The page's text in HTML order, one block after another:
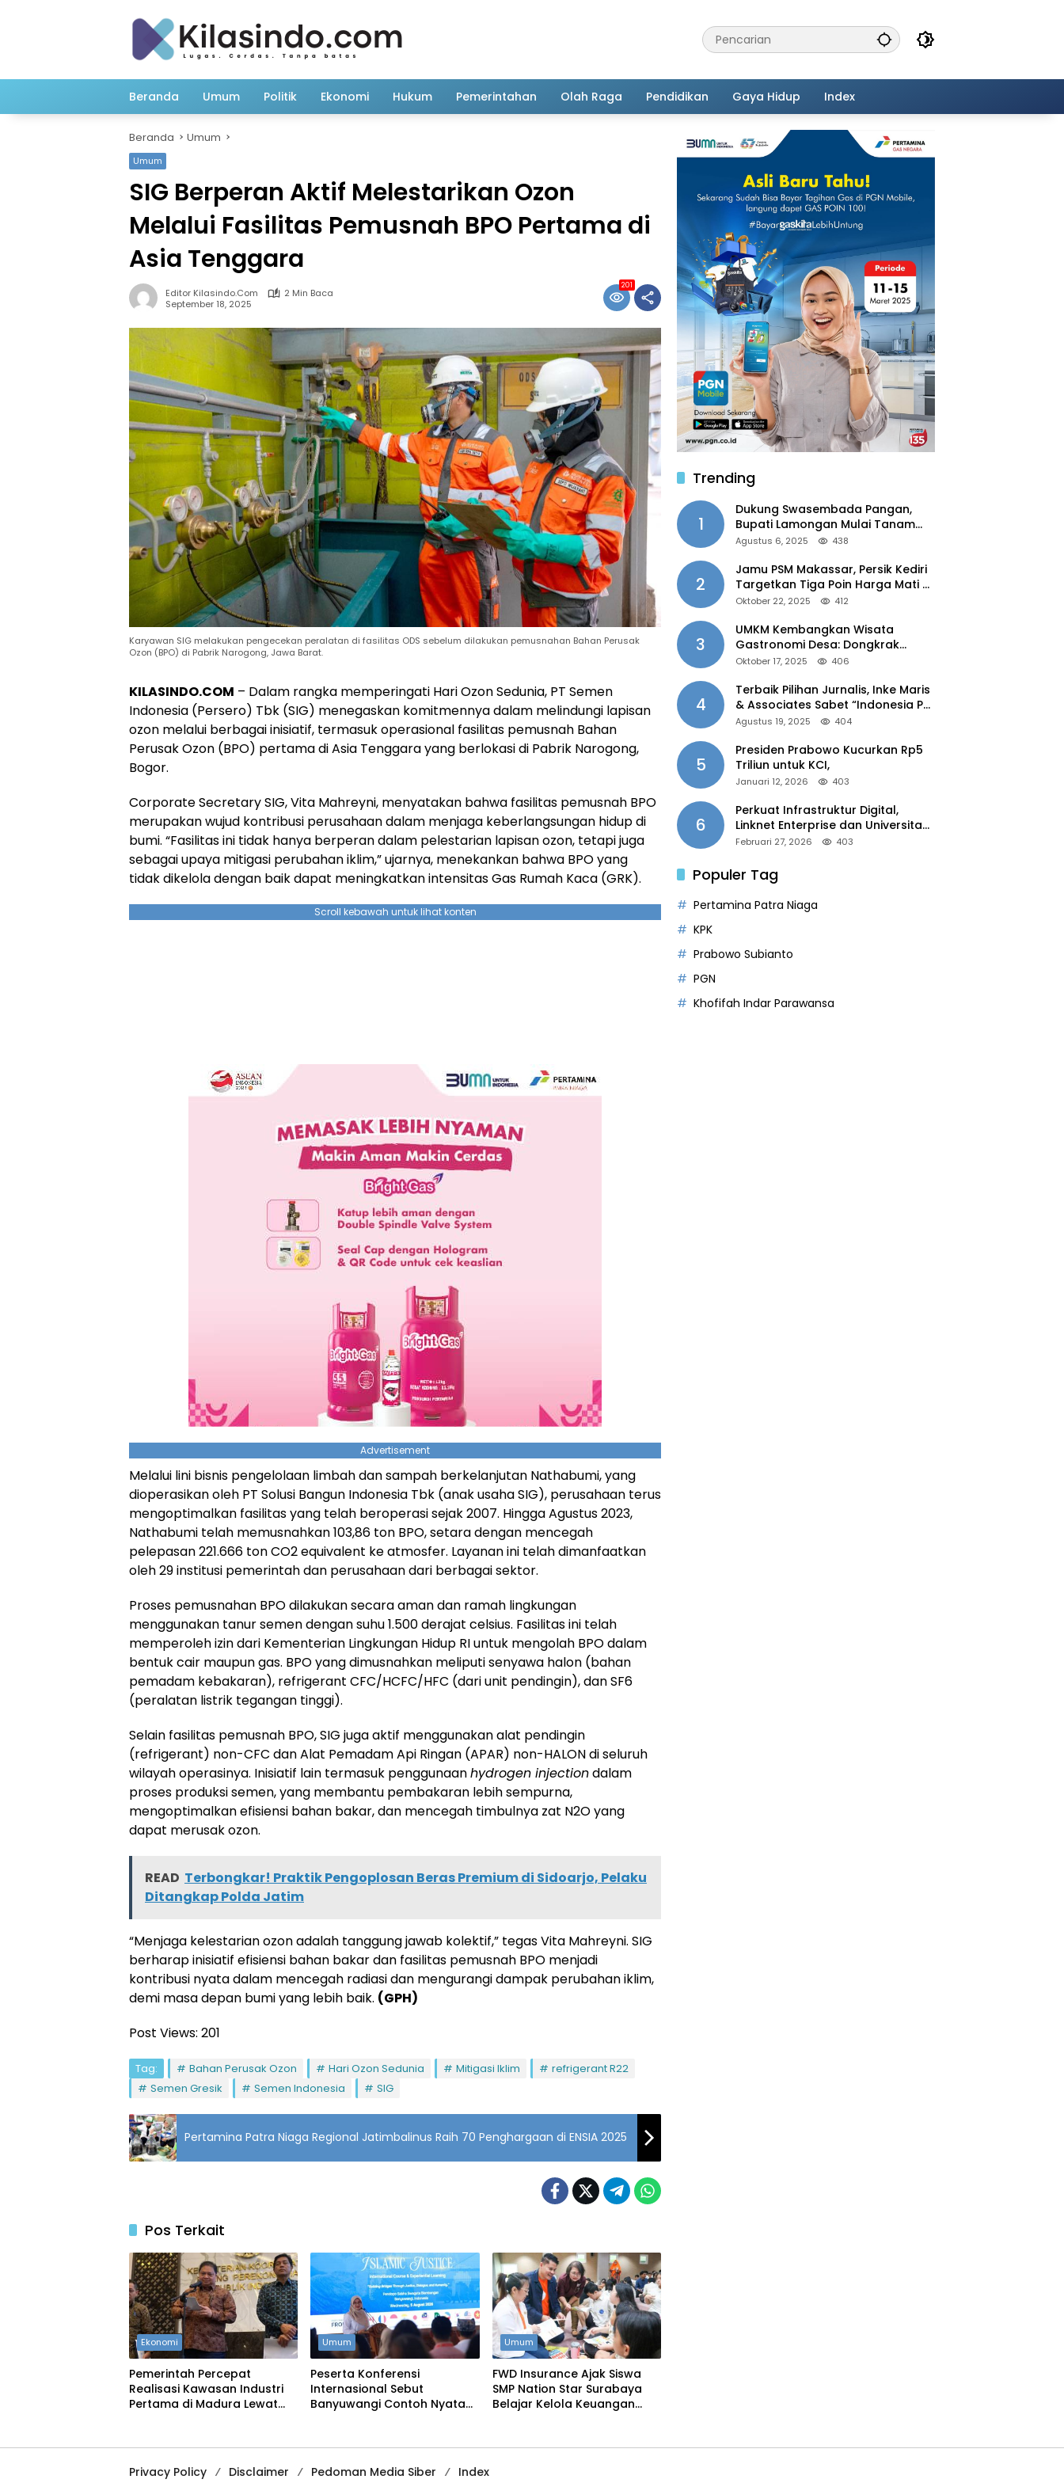
Beranda Umum Politik Ekonomi Hukum Pemerintahan Olah Raga Pendidikan Gaya Hidup Index
Beranda Umum
Umum
SIG Berperan Aktif Melestarikan Ozon
Melalui Fasilitas Pemusnah BPO Pertama di
Asia Tenggara
Editor Kilasindo.com
2 Min Baca
September 18, 2025
201
Karyawan SIG melakukan pengecekan peralatan di fasilitas ODS sebelum dilakukan pemusnahan Bahan Perusak
Ozon (BPO) di Pabrik Narogong, Jawa Barat.
KILASINDO.COM – Dalam rangka memperingati Hari Ozon Sedunia, PT Semen
Indonesia (Persero) Tbk (SIG) menegaskan komitmennya dalam melindungi lapisan
ozon melalui berbagai inisiatif, termasuk operasional fasilitas pemusnah Bahan
Perusak Ozon (BPO) pertama di Asia Tenggara yang berlokasi di Pabrik Narogong,
Bogor.
Corporate Secretary SIG, Vita Mahreyni, menyatakan bahwa fasilitas pemusnah BPO
merupakan wujud kontribusi perusahaan dalam menjaga keberlangsungan hidup di
bumi. “Fasilitas ini tidak hanya berperan dalam pelestarian lapisan ozon, tetapi juga
sebagai upaya mitigasi perubahan iklim,” ujarnya, menekankan bahwa BPO yang
tidak dikelola dengan baik dapat meningkatkan intensitas Gas Rumah Kaca (GRK).
Scroll kebawah untuk lihat konten
Advertisement
Melalui lini bisnis pengelolaan limbah dan sampah berkelanjutan Nathabumi, yang
dioperasikan oleh PT Solusi Bangun Indonesia Tbk (anak usaha SIG), perusahaan terus
mengoptimalkan fasilitas yang telah beroperasi sejak 2007. Hingga Agustus 2023,
Nathabumi telah memusnahkan 103,86 ton BPO, setara dengan mencegah
pelepasan 221.666 ton CO2 equivalent ke atmosfer. Layanan ini telah dimanfaatkan
oleh 29 institusi pemerintah dan perusahaan dari berbagai sektor.
Proses pemusnahan BPO dilakukan secara aman dan ramah lingkungan
menggunakan tanur semen dengan suhu 1.500 derajat celsius. Fasilitas ini telah
memperoleh izin dari Kementerian Lingkungan Hidup RI untuk mengolah BPO dalam
bentuk cair maupun gas. BPO yang dimusnahkan meliputi senyawa halon (bahan
pemadam kebakaran), refrigerant CFC/HCFC/HFC (dari unit pendingin), dan SF6
(peralatan listrik tegangan tinggi).
Selain fasilitas pemusnah BPO, SIG juga aktif menggunakan alat pendingin
(refrigerant) non-CFC dan Alat Pemadam Api Ringan (APAR) non-HALON di seluruh
wilayah operasinya. Inisiatif lain termasuk penggunaanhydrogen injectiondalam
proses produksi semen, yang membantu pembakaran lebih sempurna,
mengoptimalkan efisiensi bahan bakar, dan mencegah timbulnya zat N2O yang
dapat merusak ozon.
READ Terbongkar! Praktik Pengoplosan Beras Premium di Sidoarjo, Pelaku
Ditangkap Polda Jatim
“Menjaga kelestarian ozon adalah tanggung jawab kolektif,” tegas Vita Mahreyni. SIG
berharap inisiatif efisiensi bahan bakar dan fasilitas pemusnah BPO menjadi
kontribusi nyata dalam mencegah radiasi dan mengurangi dampak perubahan iklim,
demi masa depan bumi yang lebih baik. (GPH)
Post Views: 201
Tag: Bahan Perusak Ozon Hari Ozon Sedunia Mitigasi Iklim
refrigerant R22
Semen Gresik
Semen Indonesia SIG
Pertamina Patra Niaga Regional Jatimbalinus Raih 70 Penghargaan di ENSIA 2025
Pos Terkait
Ekonomi
Pemerintah Percepat
Realisasi Kawasan Industri
Pertama di Madura Lewat
Umum
Peserta Konferensi
Internasional Sebut
Banyuwangi Contoh Nyata
Umum
FWD Insurance Ajak Siswa
SMP Nation Star Surabaya
Belajar Kelola Keuangan
Trending
1
Dukung Swasembada Pangan,
Bupati Lamongan Mulai Tanam
Padi Musim Ketiga
Agustus 6, 2025 438
2
Jamu PSM Makassar, Persik Kediri
Targetkan Tiga Poin Harga Mati di
Kandang
Oktober 22, 2025 412
3
UMKM Kembangkan Wisata
Gastronomi Desa: Dongkrak
Ekonomi Daerah, Perluas Pasar
Oktober 17, 2025 406
4
Terbaik Pilihan Jurnalis, Inke Maris
& Associates Sabet “Indonesia PR
of the Year 2025”
Agustus 19, 2025 404
5
Presiden Prabowo Kucurkan Rp5
Triliun untuk KCI,
Januari 12, 2026 403
6
Perkuat Infrastruktur Digital,
Linknet Enterprise dan Universitas
Jember Jalin Kolaborasi Smart
Februari 27, 2026 403
Populer Tag
Pertamina Patra Niaga
KPK
Prabowo Subianto
PGN
Khofifah Indar Parawansa
Privacy Policy Disclaimer Pedoman Media Siber Index